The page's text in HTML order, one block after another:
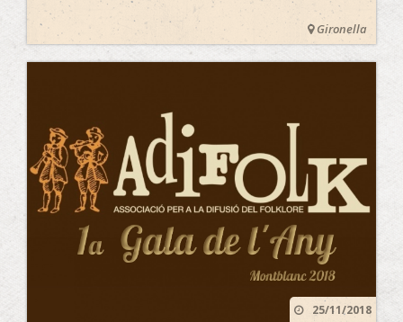
Gironella
25/11/2018